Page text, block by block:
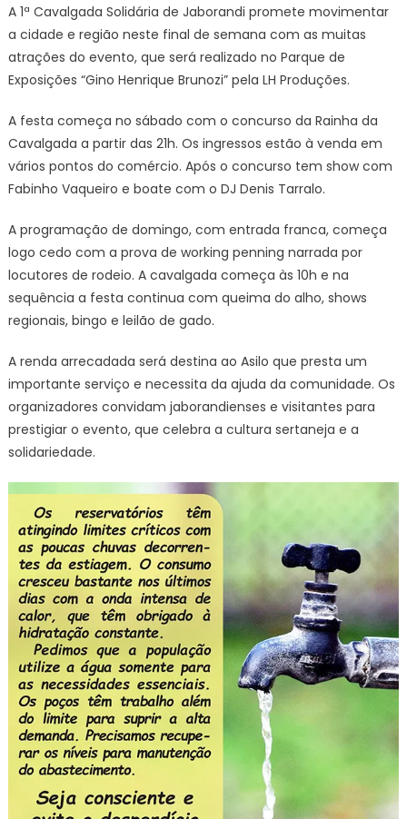
A 1ª Cavalgada Solidária de Jaborandi promete movimentar
a cidade e região neste final de semana com as muitas
atrações do evento, que será realizado no Parque de
Exposições “Gino Henrique Brunozi” pela LH Produções.
A festa começa no sábado com o concurso da Rainha da
Cavalgada a partir das 21h. Os ingressos estão à venda em
vários pontos do comércio. Após o concurso tem show com
Fabinho Vaqueiro e boate com o DJ Denis Tarralo.
A programação de domingo, com entrada franca, começa
logo cedo com a prova de working penning narrada por
locutores de rodeio. A cavalgada começa às 10h e na
sequência a festa continua com queima do alho, shows
regionais, bingo e leilão de gado.
A renda arrecadada será destina ao Asilo que presta um
importante serviço e necessita da ajuda da comunidade. Os
organizadores convidam jaborandienses e visitantes para
prestigiar o evento, que celebra a cultura sertaneja e a
solidariedade.